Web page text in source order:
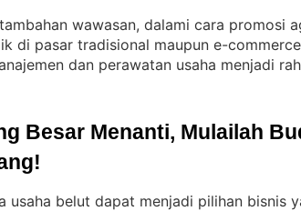
wawasan, dalami cara promosi
di pasar tradisional maupun e-commerce
dan perawatan usaha menjadi
Besar Menanti, Mulailah
usaha belut dapat menjadi pilihan bisnis